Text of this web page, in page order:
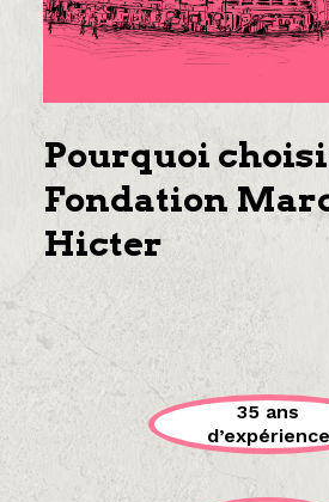
Pourquoi
Fondation
Hicter
35 ans
d’expérience